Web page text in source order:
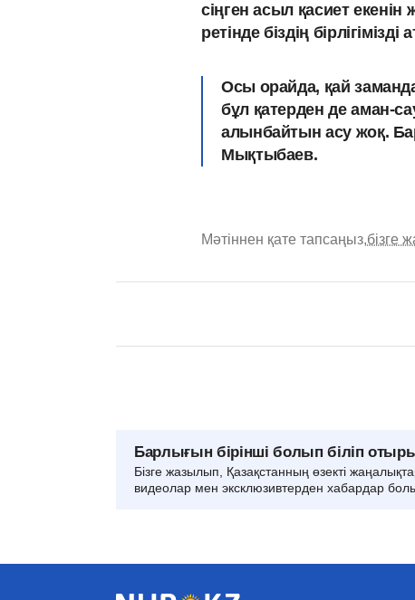
сіңген асыл қасиет екенін
ретінде біздің бірлігімізді
Осы орайда, қай
бұл қатерден де аман-
алынбайтын асу жоқ.
Мықтыбаев.
Мәтіннен қате тапсаңыз,бізге
Барлығын бірінші болып біліп
Бізге жазылып, Қазақстанның өзекті
видеолар мен эксклюзивтерден хабардар